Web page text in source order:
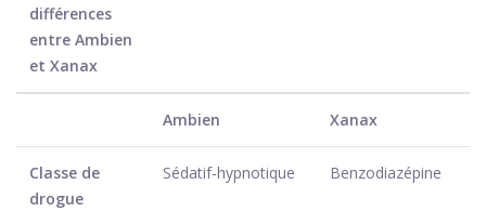
différences
entre Ambien
et Xanax
Ambien Xanax
Classe de
drogue
Sédatif-hypnotique Benzodiazépine